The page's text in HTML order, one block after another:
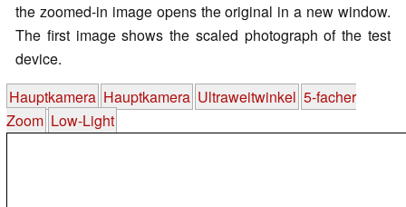
the zoomed-in image opens the original in a new window.
The first image shows the scaled photograph of the test
device.
Hauptkamera Hauptkamera Ultraweitwinkel 5-facher
Zoom Low-Light